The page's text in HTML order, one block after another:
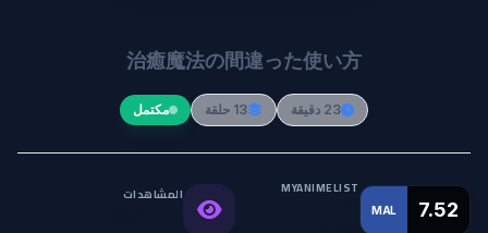
治癒魔法の間違った使い方
23 دقيقة 13 حلقة مكتمل
MAL 7.52
MYANIMELIST المشاهدات